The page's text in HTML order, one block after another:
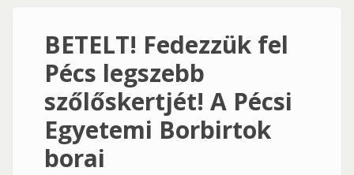
BETELT! Fedezzük fel
Pécs legszebb
szőlőskertjét! A Pécsi
Egyetemi Borbirtok
borai